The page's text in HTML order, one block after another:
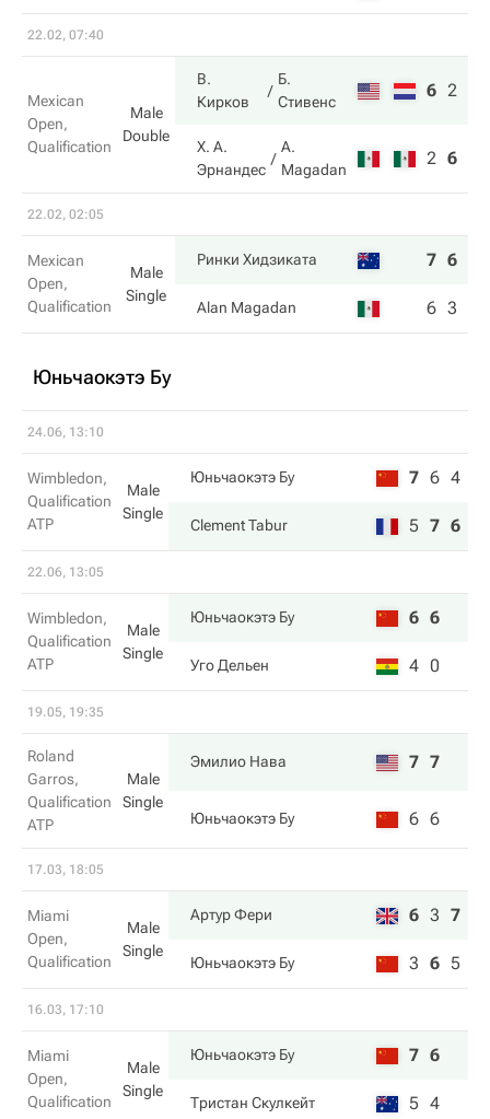
22.02, 07:40
Mexican
Open,
Qualification
Male
Double
В.
Кирков
Б.
Стивенс
6 2
Х. А.
Эрнандес
A.
Magadan
2 6
22.02, 02:05
Mexican
Open,
Qualification
Male
Single
Ринки Хидзиката 7 6
Alan Magadan 6 3
Юньчаокэтэ Бу
24.06, 13:10
Wimbledon,
Qualification
ATP
Male
Single
Юньчаокэтэ Бу 7 6 4
Clement Tabur 5 7 6
22.06, 13:05
Wimbledon,
Qualification
ATP
Male
Single
Юньчаокэтэ Бу 6 6
Уго Дельен 4 0
19.05, 19:35
Roland
Garros,
Qualification
ATP
Male
Single
Эмилио Нава 7 7
Юньчаокэтэ Бу 6 6
17.03, 18:05
Miami
Open,
Qualification
Male
Single
Артур Фери 6 3 7
Юньчаокэтэ Бу 3 6 5
16.03, 17:10
Miami
Open,
Qualification
Male
Single
Юньчаокэтэ Бу 7 6
Тристан Скулкейт 5 4